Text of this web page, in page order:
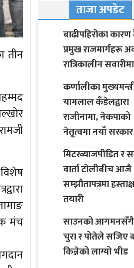
तीन
मंच
ताजा अपडेट
बाढीपहिरोका
प्रमुख राजमार्गहरू
रात्रिकालीन
कर्णालीका
यामलाल कँडेलद्वारा
राजीनामा, नेकपाको
नेतृत्वमा नयाँ सरकार
मिटरब्याजपीडित र
वार्ता टोलीबीच आजै
सम्झौतापत्रमा
तयारी
साउनको आगमनसँगै
चुरा र पोतेले सजिए
किन्नेको लाग्यो भीड